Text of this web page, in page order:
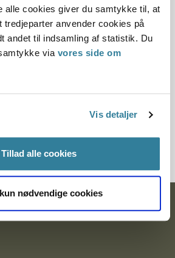
alle cookies giver du samtykke til, at
anvender cookies på
andet til indsamling af statistik. Du
via vores side om
Vis detaljer
Tillad alle cookies
nødvendige cookies
er kasseret den 30. august
af principafgørelse 107-13.